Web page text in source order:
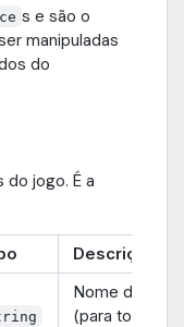
s e são o
manipuladas
do
jogo. É a
Descrição
Nome do item
(para tooltips